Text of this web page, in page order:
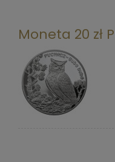
Moneta 20 zł